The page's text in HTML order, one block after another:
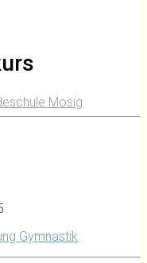
Mosig
Gymnastik